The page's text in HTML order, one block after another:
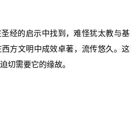
经的启示中找到，难怪犹太教与基
方文明中成效卓著，流传悠久。这
切需要它的缘故。